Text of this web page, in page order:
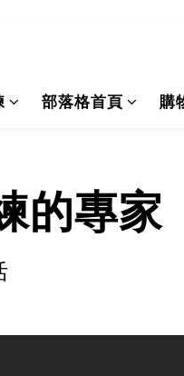
部落格首頁 購
的專家